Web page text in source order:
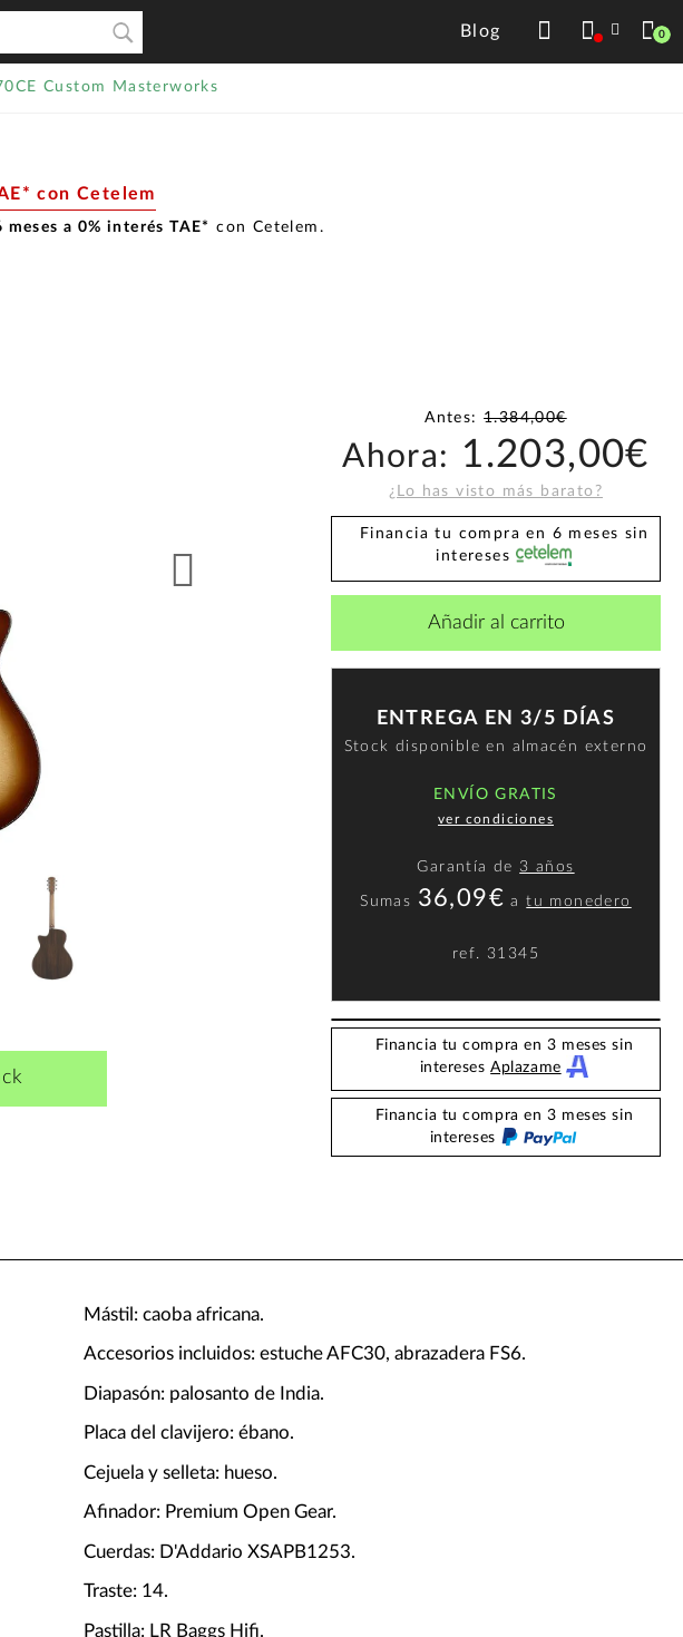
Blog 0
Custom Masterworks
con Cetelem
meses a 0% interés TAE* con Cetelem.
Antes:1.384,00€
Ahora: 1.203,00€
¿Lo has visto más barato?
Financia tu compra en 6 meses sin
intereses
Añadir al carrito
ENTREGA EN 3/5 DÍAS
Stock disponible en almacén externo
ENVÍO GRATIS
ver condiciones
Garantía de 3 años
Sumas 36,09€ atu monedero
ref. 31345
Financia tu compra en 3 meses sin
interesesAplazame
Financia tu compra en 3 meses sin
intereses
Mástil: caoba africana.
Accesorios incluidos: estuche AFC30, abrazadera FS6.
Diapasón: palosanto de India.
Placa del clavijero: ébano.
Cejuela y selleta: hueso.
Afinador: Premium Open Gear.
Cuerdas: D'Addario XSAPB1253.
Traste: 14.
Pastilla: LR Baggs Hifi.